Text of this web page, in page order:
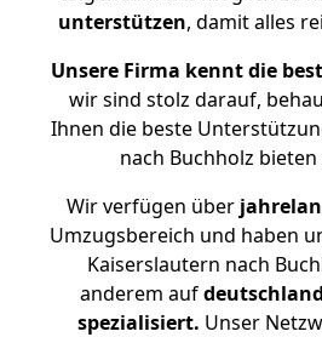
unterstützen, damit alles
Unsere Firma kennt die
wir sind stolz darauf,
Ihnen die beste
nach Buchholz
Wir verfügen über
Umzugsbereich und haben
Kaiserslautern nach
anderem auf
spezialisiert. Unser